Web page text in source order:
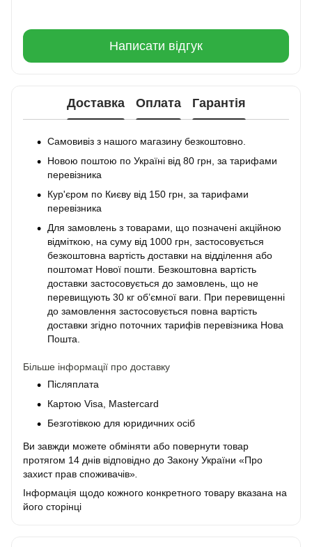
Написати відгук
Доставка Оплата Гарантія
Самовивіз з нашого магазину безкоштовно.
Новою поштою по Україні від 80 грн, за тарифами
перевізника
Кур'єром по Києву від 150 грн, за тарифами
перевізника
Для замовлень з товарами, що позначені акційною
відміткою, на суму від 1000 грн, застосовується
безкоштовна вартість доставки на відділення або
поштомат Нової пошти. Безкоштовна вартість
доставки застосовується до замовлень, що не
перевищують 30 кг об’ємної ваги. При перевищенні
до замовлення застосовується повна вартість
доставки згідно поточних тарифів перевізника Нова
Пошта.
Більше інформації про доставку
Післяплата
Картою Visa, Mastercard
Безготівкою для юридичних осіб
Ви завжди можете обміняти або повернути товар
протягом 14 днів відповідно до Закону України «Про
захист прав споживачів»
Інформація щодо кожного конкретного товару вказана на
його сторінці